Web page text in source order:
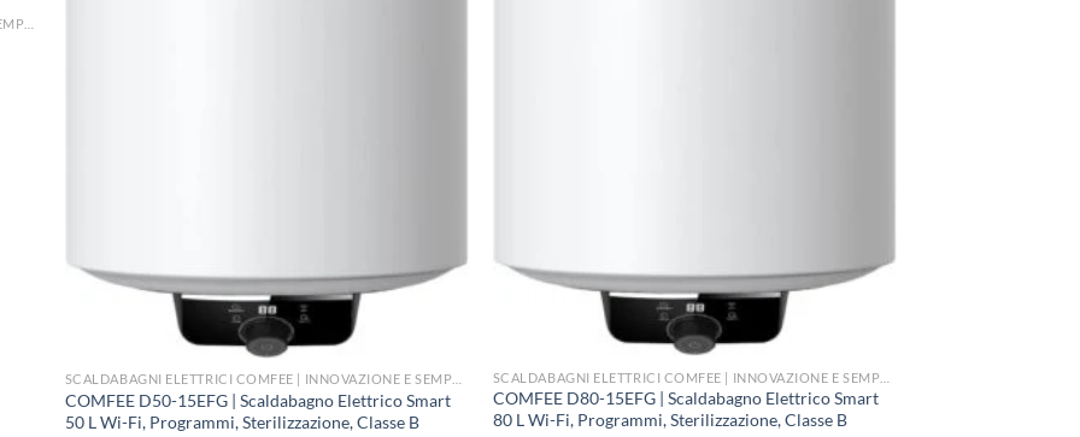
COMFEE D50-15EFG | Scaldabagno Elettrico Smart
50 L Wi-Fi, Programmi, Sterilizzazione, Classe B
COMFEE D80-15EFG | Scaldabagno Elettrico Smart
80 L Wi-Fi, Programmi, Sterilizzazione, Classe B